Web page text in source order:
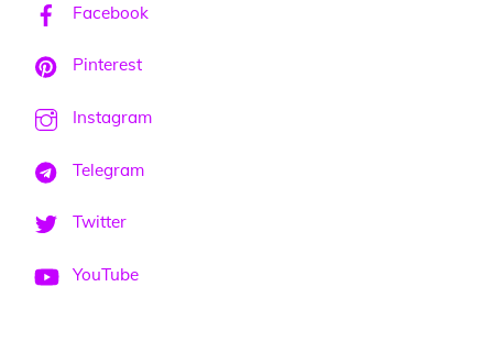
Facebook
Pinterest
Instagram
Telegram
Twitter
YouTube